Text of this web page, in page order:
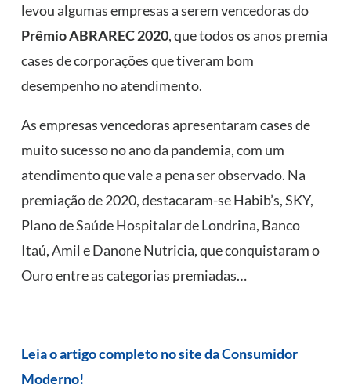
levou algumas empresas a serem vencedoras do
Prêmio ABRAREC 2020, que todos os anos premia
cases de corporações que tiveram bom
desempenho no atendimento.
As empresas vencedoras apresentaram cases de
muito sucesso no ano da pandemia, com um
atendimento que vale a pena ser observado. Na
premiação de 2020, destacaram-se Habib’s, SKY,
Plano de Saúde Hospitalar de Londrina, Banco
Itaú, Amil e Danone Nutricia, que conquistaram o
Ouro entre as categorias premiadas…
Leia o artigo completo no site da Consumidor
Moderno!